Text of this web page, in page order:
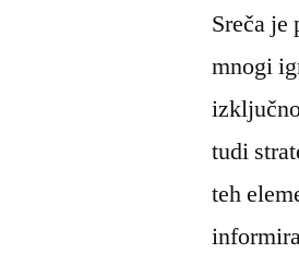
Sreča
mnogi
tudi
teh